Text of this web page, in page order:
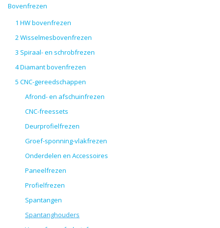
Bovenfrezen
1 HW bovenfrezen
2 Wisselmesbovenfrezen
3 Spiraal- en schrobfrezen
4 Diamant bovenfrezen
5 CNC-gereedschappen
Afrond- en afschuinfrezen
CNC-freessets
Deurprofielfrezen
Groef-sponning-vlakfrezen
Onderdelen en Accessoires
Paneelfrezen
Profielfrezen
Spantangen
Spantanghouders